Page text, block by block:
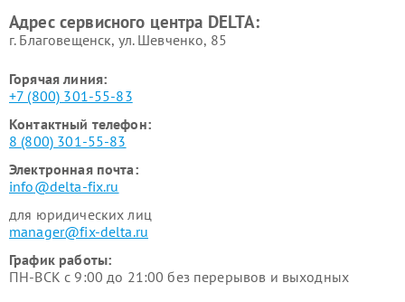
Адрес сервисного центра DELTA:
г. Благовещенск, ул. Шевченко, 85
Горячая линия:
+7 (800) 301-55-83
Контактный телефон:
8 (800) 301-55-83
Электронная почта:
info@delta-fix.ru
для юридических лиц
manager@fix-delta.ru
График работы:
ПН-ВСК с 9:00 до 21:00 без перерывов и выходных